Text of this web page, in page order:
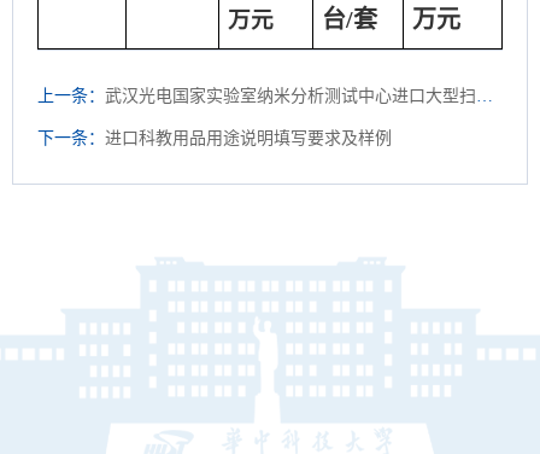
万元
台/套
万元
上一条： 武汉光电国家实验室纳米分析测试中心进口大型扫描电镜验收
下一条： 进口科教用品用途说明填写要求及样例